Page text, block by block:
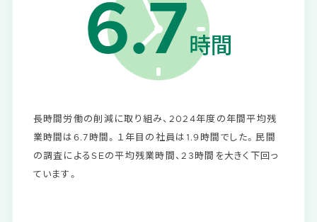
6.7時間
長時間労働の削減に取り組み、2024年度の年間平均残
業時間は6.7時間。１年目の社員は1.9時間でした。民間
の調査によるSEの平均残業時間、23時間を大きく下回っ
ています。